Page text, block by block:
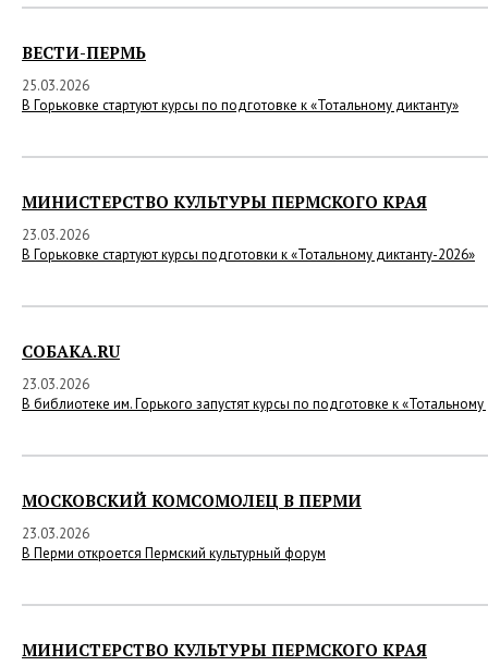
ВЕСТИ-ПЕРМЬ
25.03.2026
В Горьковке стартуют курсы по подготовке к «Тотальному диктанту»
МИНИСТЕРСТВО КУЛЬТУРЫ ПЕРМСКОГО КРАЯ
23.03.2026
В Горьковке стартуют курсы подготовки к «Тотальному диктанту-2026»
СОБАКА.RU
23.03.2026
В библиотеке им. Горького запустят курсы по подготовке к «Тотальному
МОСКОВСКИЙ КОМСОМОЛЕЦ В ПЕРМИ
23.03.2026
В Перми откроется Пермский культурный форум
МИНИСТЕРСТВО КУЛЬТУРЫ ПЕРМСКОГО КРАЯ